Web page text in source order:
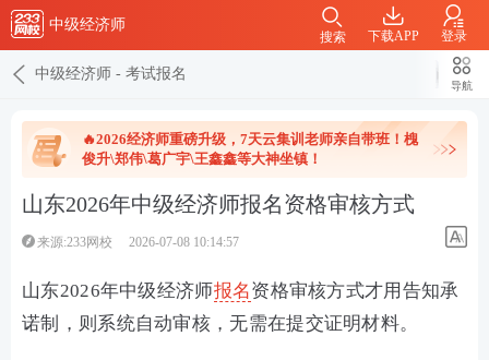
中级经济师
下载APP 登录
搜索
中级经济师 - 考试报名
导航
🔥2026经济师重磅升级，7天云集训老师亲自带班！槐
俊升\郑伟\葛广宇\王鑫鑫等大神坐镇！
山东2026年中级经济师报名资格审核方式
来源:233网校 2026-07-08 10:14:57
山东2026年中级经济师报名资格审核方式才用告知承
诺制，则系统自动审核，无需在提交证明材料。